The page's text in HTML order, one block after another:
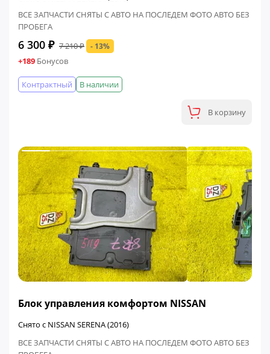
ВСЕ ЗАПЧАСТИ СНЯТЫ С АВТО НА ПОСЛЕДЕМ ФОТО АВТО БЕЗ
ПРОБЕГА
6 300 ₽ 7 210 ₽ - 13%
+189 Бонусов
В наличии
Контрактный
В корзину
Блок управления комфортом NISSAN
Снято с NISSAN SERENA (2016)
ВСЕ ЗАПЧАСТИ СНЯТЫ С АВТО НА ПОСЛЕДЕМ ФОТО АВТО БЕЗ